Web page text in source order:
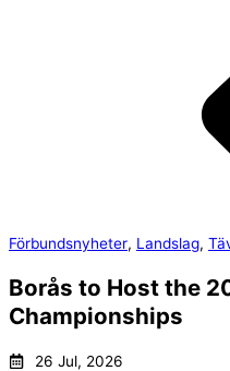
Förbundsnyheter, Landslag,
Borås to Host the
Championships
26 Jul, 2026